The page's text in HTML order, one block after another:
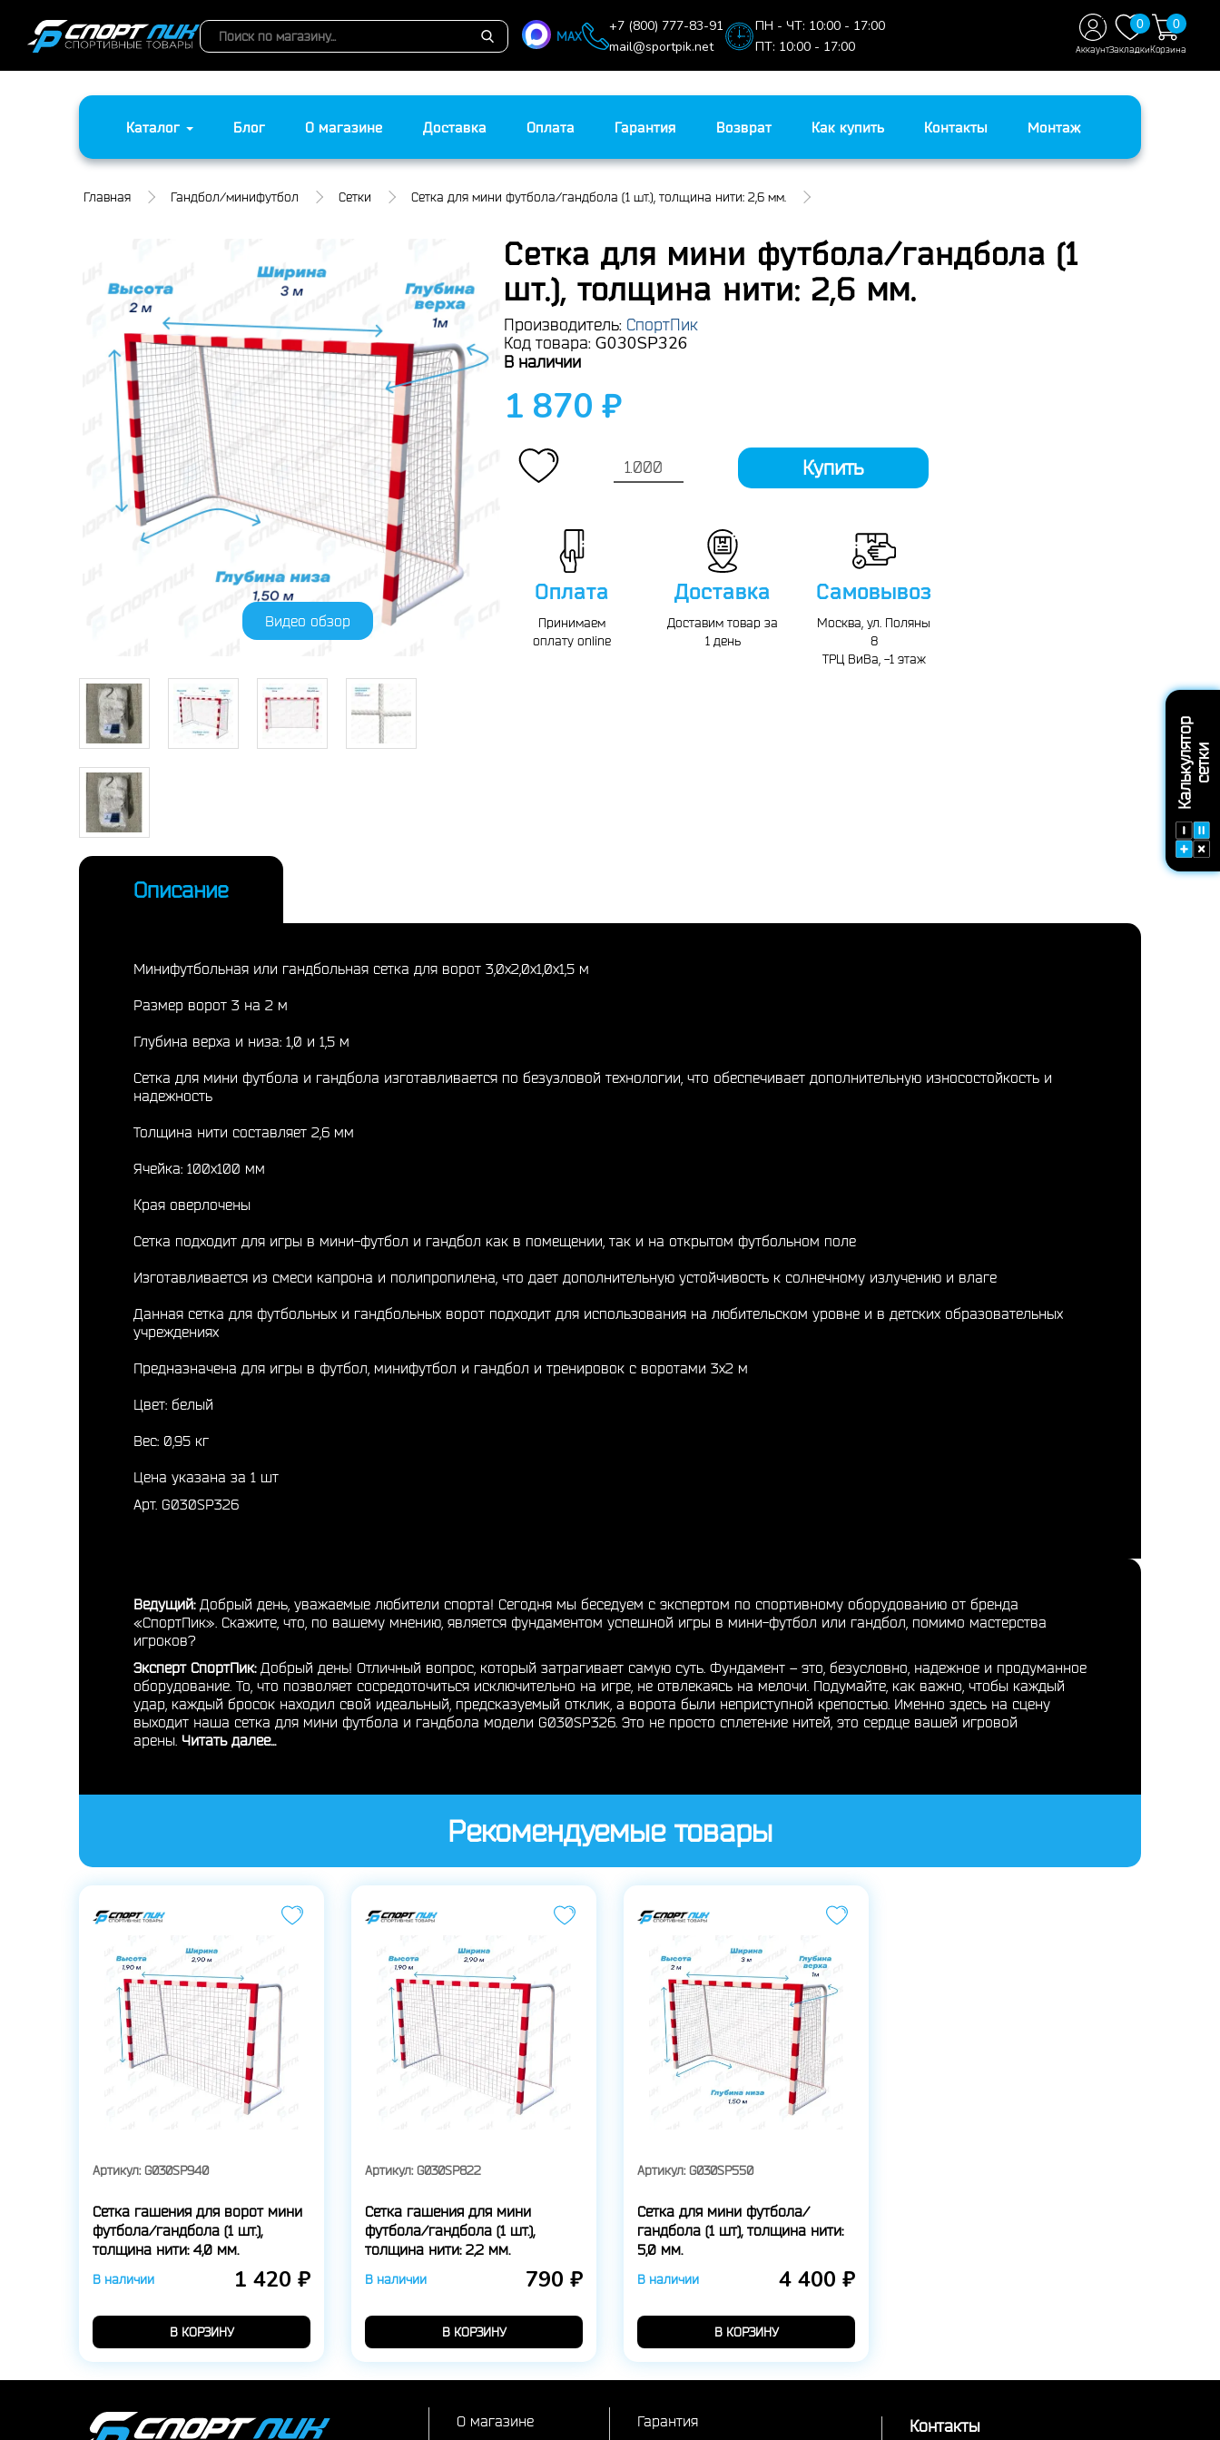
MAX
+7 (800) 777-83-91
mail@sportpik.net
ПН - ЧТ: 10:00 - 17:00
ПТ: 10:00 - 17:00
АккаунтЗакладки
0
Корзина
0
К
а
л
ь
к
у
ля
т
о
р
с
е
т
ки
Каталог Блог О магазине Доставка Оплата Гарантия Возврат Как купить Контакты Монтаж
Главная Гандбол/минифутбол Сетки Сетка для мини футбола/гандбола (1 шт.), толщина нити: 2,6 мм.
Видео обзор
Сетка для мини футбола/гандбола (1
шт.), толщина нити: 2,6 мм.
Производитель: СпортПик
Код товара: G030SP326
В наличии
1 870 ₽
Купить
Оплата
Принимаем
оплату online
Доставка
Доставим товар за
1 день
Самовывоз
Москва, ул. Поляны
8
ТРЦ ВиВа, -1 этаж
Описание
Минифутбольная или гандбольная сетка для ворот 3,0х2,0х1,0х1,5 м
Размер ворот 3 на 2 м
Глубина верха и низа: 1,0 и 1,5 м
Сетка для мини футбола и гандбола изготавливается по безузловой технологии, что обеспечивает дополнительную износостойкость и
надежность
Толщина нити составляет 2,6 мм
Ячейка: 100x100 мм
Края оверлочены
Сетка подходит для игры в мини-футбол и гандбол как в помещении, так и на открытом футбольном поле
Изготавливается из смеси капрона и полипропилена, что дает дополнительную устойчивость к солнечному излучению и влаге
Данная сетка для футбольных и гандбольных ворот подходит для использования на любительском уровне и в детских образовательных
учреждениях
Предназначена для игры в футбол, минифутбол и гандбол и тренировок с воротами 3x2 м
Цвет: белый
Вес: 0,95 кг
Цена указана за 1 шт
Арт. G030SP326
Ведущий:Добрый день, уважаемые любители спорта! Сегодня мы беседуем с экспертом по спортивному оборудованию от бренда
«СпортПик». Скажите, что, по вашему мнению, является фундаментом успешной игры в мини-футбол или гандбол, помимо мастерства
игроков?
Эксперт СпортПик:Добрый день! Отличный вопрос, который затрагивает самую суть. Фундамент – это, безусловно, надежное и продуманное
оборудование. То, что позволяет сосредоточиться исключительно на игре, не отвлекаясь на мелочи. Подумайте, как важно, чтобы каждый
удар, каждый бросок находил свой идеальный, предсказуемый отклик, а ворота были неприступной крепостью. Именно здесь на сцену
выходит наша сетка для мини футбола и гандбола модели G030SP326. Это не просто сплетение нитей, это сердце вашей игровой
арены. Читать далее...
Рекомендуемые товары
Артикул:G030SP940
Сетка гашения для ворот мини
футбола/гандбола (1 шт.),
толщина нити: 4,0 мм.
В наличии 1 420 ₽
В КОРЗИНУ
Артикул:G030SP822
Сетка гашения для мини
футбола/гандбола (1 шт.),
толщина нити: 2,2 мм.
В наличии 790 ₽
В КОРЗИНУ
Артикул:G030SP550
Сетка для мини футбола/
гандбола (1 шт), толщина нити:
5,0 мм.
В наличии 4 400 ₽
В КОРЗИНУ
О магазине Гарантия Контакты